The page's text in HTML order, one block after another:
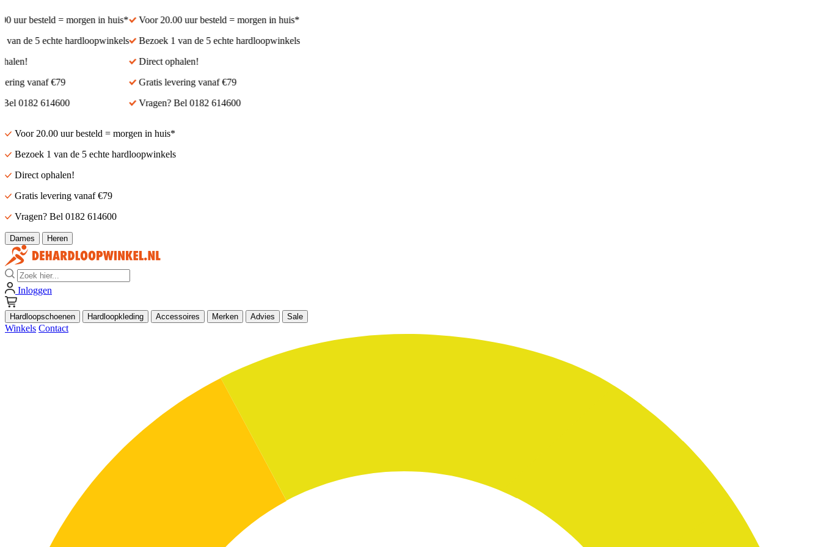
uur besteld = morgen in huis*
de 5 echte hardloopwinkels
vanaf €79
0182 614600
Voor 20.00 uur besteld = morgen in huis*
Bezoek 1 van de 5 echte hardloopwinkels
Direct ophalen!
Gratis levering vanaf €79
Vragen? Bel 0182 614600
Voor 20.00 uur besteld = morgen in huis*
Bezoek 1 van de 5 echte hardloopwinkels
Direct ophalen!
Gratis levering vanaf €79
Vragen? Bel 0182 614600
Dames Heren
Zoek
Inloggen
Hardloopschoenen Hardloopkleding Accessoires Merken Advies Sale
Winkels Contact